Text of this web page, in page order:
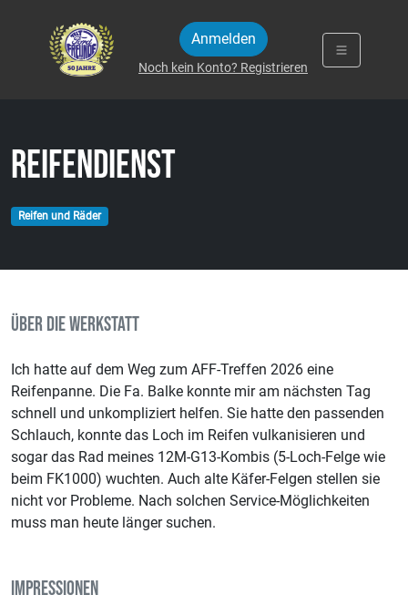
Anmelden
Noch kein Konto? Registrieren
Reifendienst
Reifen und Räder
ÜBER DIE WERKSTATT
Ich hatte auf dem Weg zum AFF-Treffen 2026 eine
Reifenpanne. Die Fa. Balke konnte mir am nächsten Tag
schnell und unkompliziert helfen. Sie hatte den passenden
Schlauch, konnte das Loch im Reifen vulkanisieren und
sogar das Rad meines 12M-G13-Kombis (5-Loch-Felge wie
beim FK1000) wuchten. Auch alte Käfer-Felgen stellen sie
nicht vor Probleme. Nach solchen Service-Möglichkeiten
muss man heute länger suchen.
IMPRESSIONEN